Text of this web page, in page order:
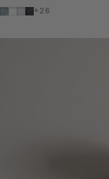
Afternoon storm
Cosy Sunday
Daily Notes
Deep Secret
+26